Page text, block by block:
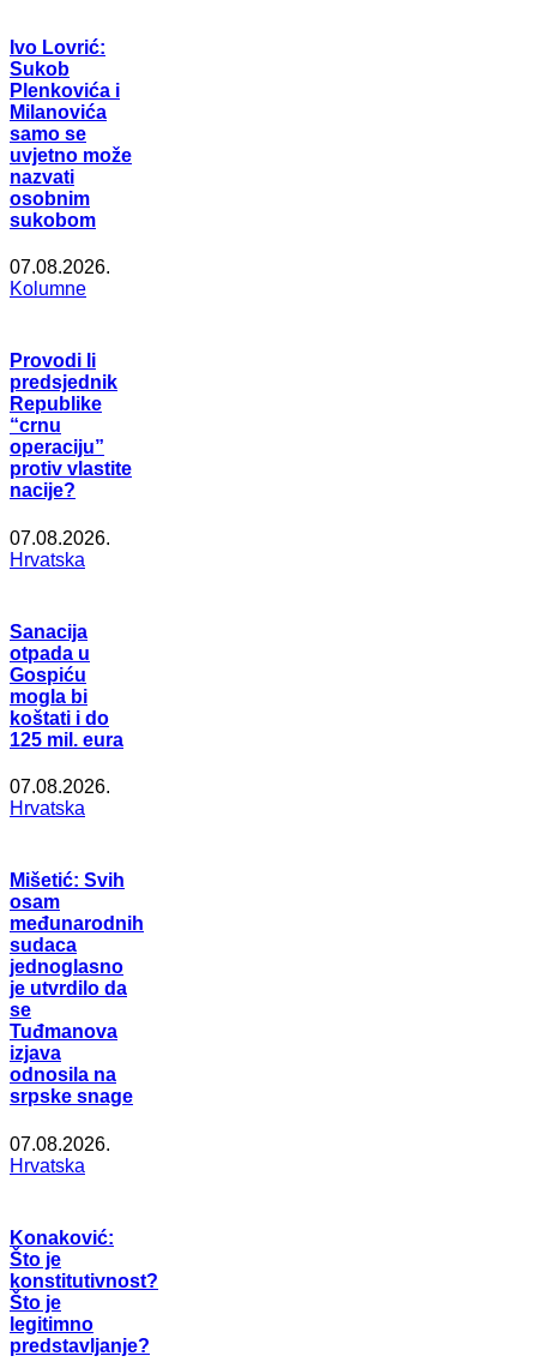
Ivo Lovrić:
Sukob
Plenkovića i
Milanovića
samo se
uvjetno može
nazvati
osobnim
sukobom
07.08.2026.
Kolumne
Provodi li
predsjednik
Republike
“crnu
operaciju”
protiv vlastite
nacije?
07.08.2026.
Hrvatska
Sanacija
otpada u
Gospiću
mogla bi
koštati i do
125 mil. eura
07.08.2026.
Hrvatska
Mišetić: Svih
osam
međunarodnih
sudaca
jednoglasno
je utvrdilo da
se
Tuđmanova
izjava
odnosila na
srpske snage
07.08.2026.
Hrvatska
Konaković:
Što je
konstitutivnost?
Što je
legitimno
predstavljanje?